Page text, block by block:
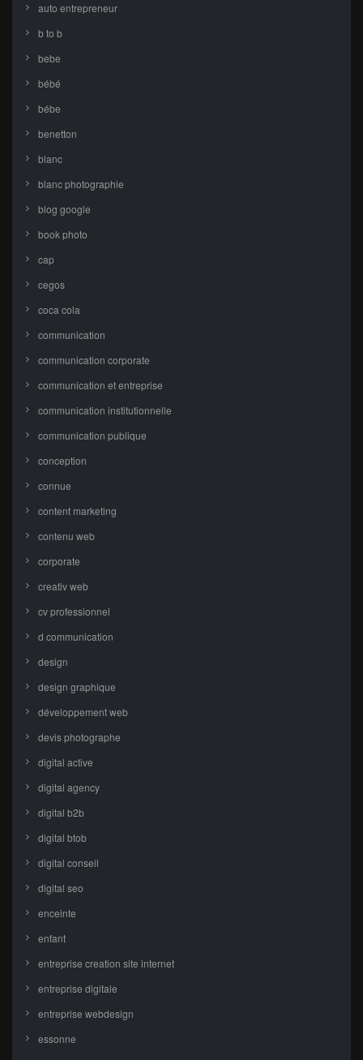
auto entrepreneur
b to b
bebe
bébé
bébe
benetton
blanc
blanc photographie
blog google
book photo
cap
cegos
coca cola
communication
communication corporate
communication et entreprise
communication institutionnelle
communication publique
conception
connue
content marketing
contenu web
corporate
creativ web
cv professionnel
d communication
design
design graphique
développement web
devis photographe
digital active
digital agency
digital b2b
digital btob
digital conseil
digital seo
enceinte
enfant
entreprise creation site internet
entreprise digitale
entreprise webdesign
essonne